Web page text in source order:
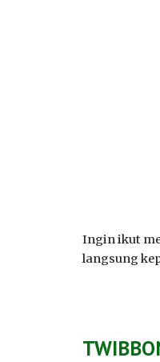
Ingin ikut
langsung